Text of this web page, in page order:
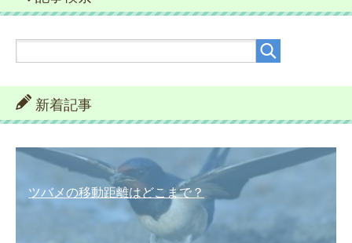
新着記事
ツバメの移動距離はどこまで？